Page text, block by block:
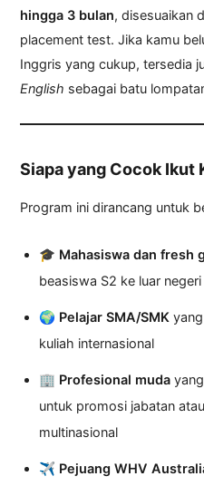
hingga 3 bulan, disesuaikan
placement test. Jika kamu
Inggris yang cukup, tersedia
English sebagai batu
Siapa yang Cocok Ikut
Program ini dirancang untuk
🎓 Mahasiswa dan fresh
beasiswa S2 ke luar negeri
🌍 Pelajar SMA/SMK
kuliah internasional
🏢 Profesional muda
untuk promosi jabatan
multinasional
✈️ Pejuang WHV